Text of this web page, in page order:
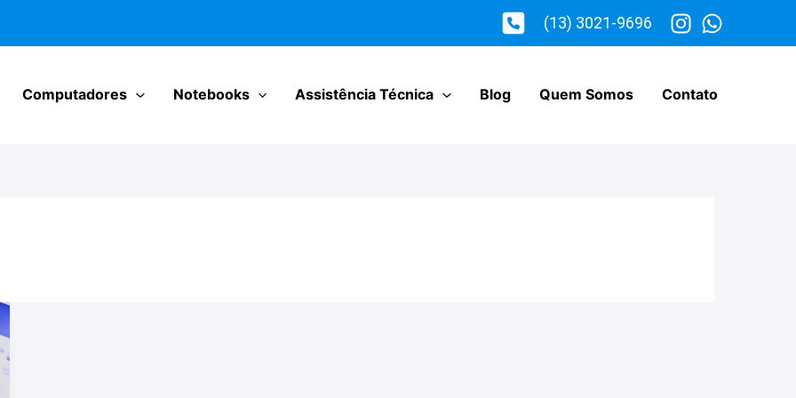
(13) 3021-9696
Computadores Notebooks Assistência Técnica Blog Quem Somos Contato